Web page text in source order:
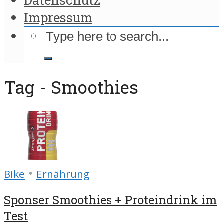
Impressum
Tag - Smoothies
Bike • Ernährung
Sponser Smoothies + Proteindrink im
Test